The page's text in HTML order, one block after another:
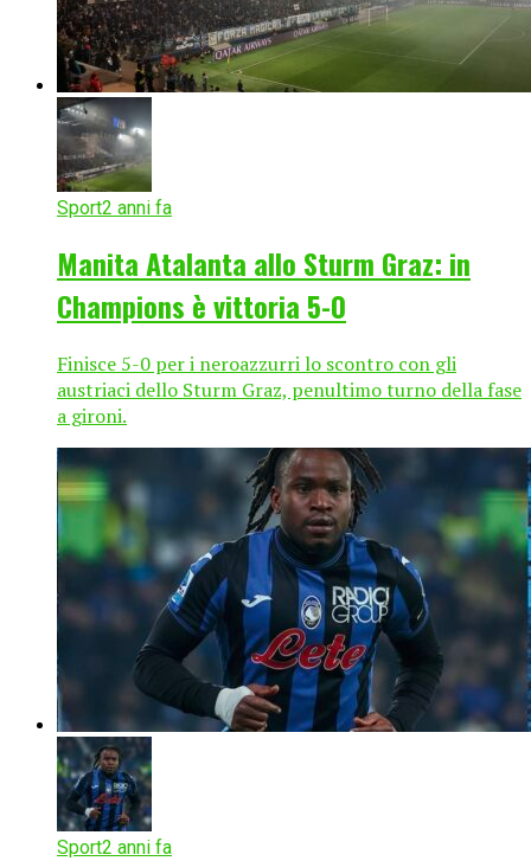
Sport2 anni fa
Manita Atalanta allo Sturm Graz: in
Champions è vittoria 5-0
Finisce 5-0 per i neroazzurri lo scontro con gli
austriaci dello Sturm Graz, penultimo turno della fase
a gironi.
Sport2 anni fa